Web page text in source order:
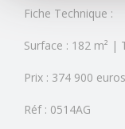
Fiche Technique :
Surface : 182 m² |
Prix : 374 900 euros
Réf : 0514AG